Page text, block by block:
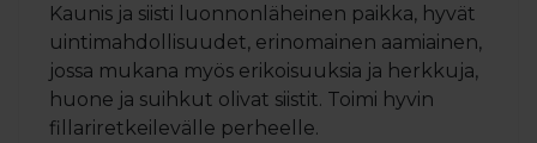
Kaunis ja siisti luonnonläheinen paikka, hyvät
uintimahdollisuudet, erinomainen aamiainen,
jossa mukana myös erikoisuuksia ja herkkuja,
huone ja suihkut olivat siistit. Toimi hyvin
fillariretkeilevälle perheelle.